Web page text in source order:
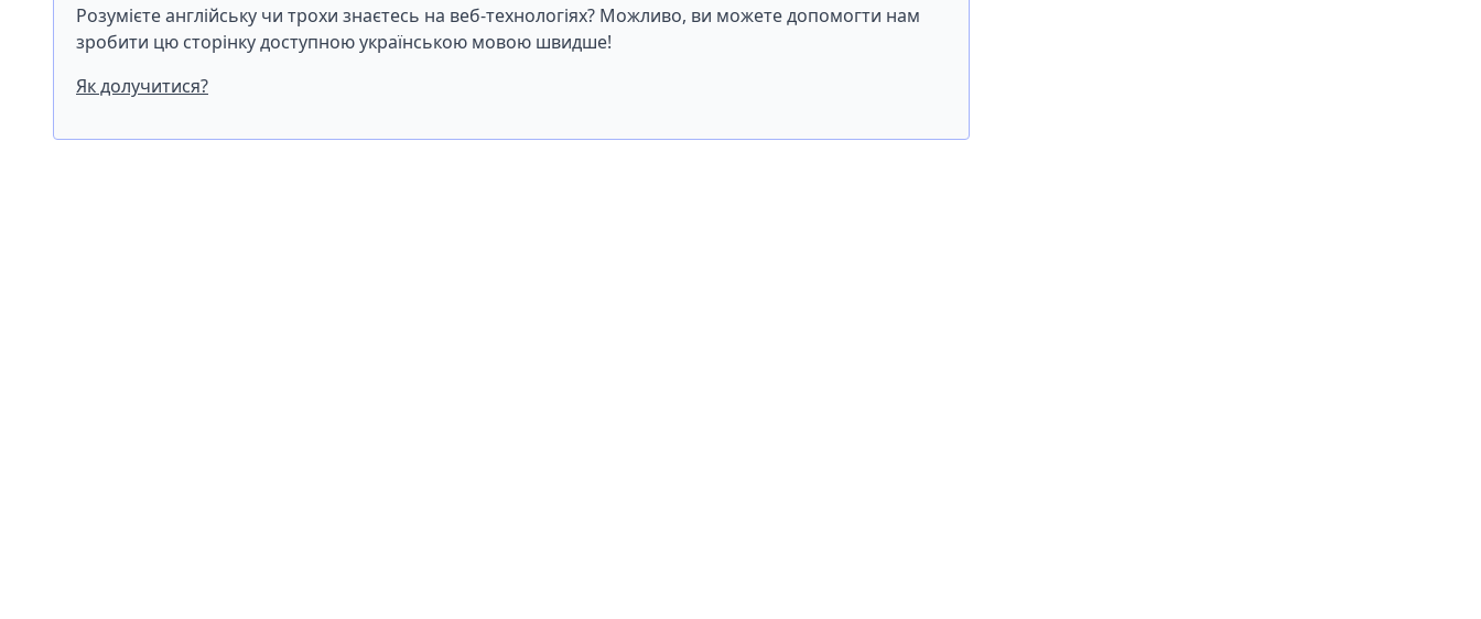
Розумієте англійську чи трохи знаєтесь на веб-технологіях? Можливо, ви можете допомогти нам
зробити цю сторінку доступною українською мовою швидше!
Як долучитися?